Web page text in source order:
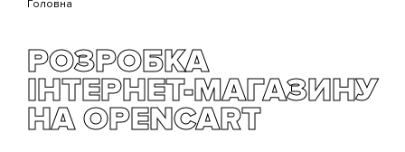
Головна
РОЗРОБКА
ІНТЕРНЕТ-МАГАЗИНУ
НА OPENCART